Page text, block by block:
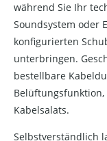
während Sie Ihr
Soundsystem oder
konfigurierten
unterbringen.
bestellbare
Kabelsalats.
Selbstverständlich